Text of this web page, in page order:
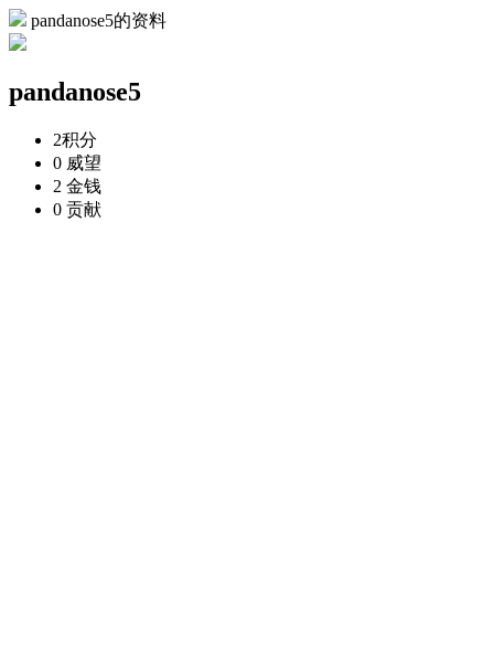
pandanose5的资料
pandanose5
2积分
0 威望
2 金钱
0 贡献